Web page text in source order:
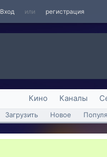
Вход или регистрация
Кино Каналы
Загрузить Новое